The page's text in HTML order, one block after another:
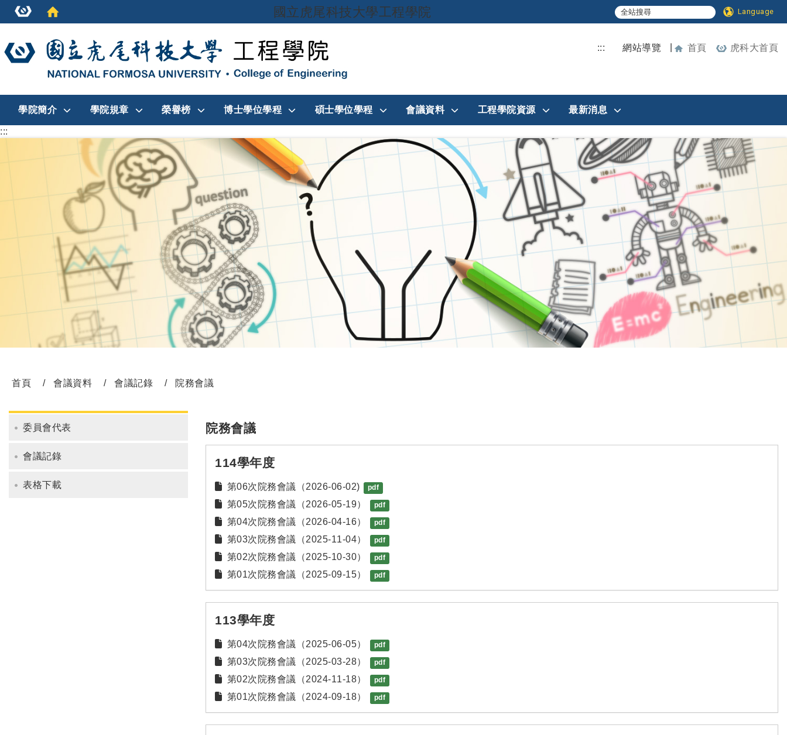
國立虎尾科技大學工程學院 Language
::: 網站導覽 首頁 虎科大首頁
學院簡介 學院規章 榮譽榜 博士學位學程 碩士學位學程 會議資料 工程學院資源 最新消息
:::
首頁 會議資料 會議記錄 院務會議
委員會代表
會議記錄
表格下載
院務會議
114學年度
第06次院務會議（2026-06-02) pdf
第05次院務會議（2026-05-19） pdf
第04次院務會議（2026-04-16） pdf
第03次院務會議（2025-11-04） pdf
第02次院務會議（2025-10-30） pdf
第01次院務會議（2025-09-15） pdf
113學年度
第04次院務會議（2025-06-05） pdf
第03次院務會議（2025-03-28） pdf
第02次院務會議（2024-11-18） pdf
第01次院務會議（2024-09-18） pdf